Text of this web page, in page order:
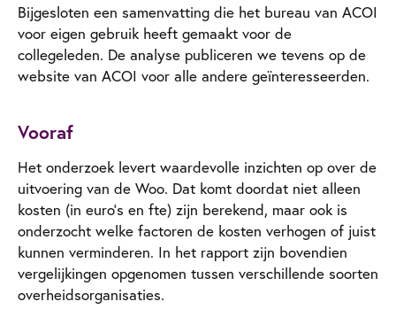
Bijgesloten een samenvatting die het bureau van ACOI
voor eigen gebruik heeft gemaakt voor de
collegeleden. De analyse publiceren we tevens op de
website van ACOI voor alle andere geïnteresseerden.
Vooraf
Het onderzoek levert waardevolle inzichten op over de
uitvoering van de Woo. Dat komt doordat niet alleen
kosten (in euro’s en fte) zijn berekend, maar ook is
onderzocht welke factoren de kosten verhogen of juist
kunnen verminderen. In het rapport zijn bovendien
vergelijkingen opgenomen tussen verschillende soorten
overheidsorganisaties.